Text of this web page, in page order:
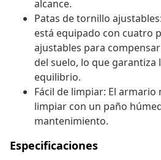
alcance.
Patas de tornillo
está equipado con cuatro
ajustables para
del suelo, lo que garantiza
equilibrio.
Fácil de limpiar: El armario
limpiar con un paño
mantenimiento.
Especificaciones